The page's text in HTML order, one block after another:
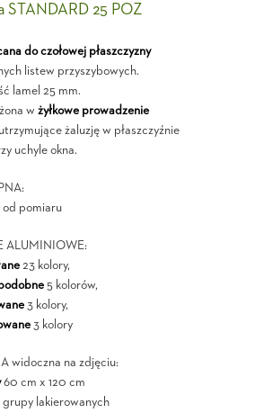
STANDARD 25 POZ
do czołowej płaszczyzny
listew przyszybowych.
lamel 25 mm.
w żyłkowe prowadzenie
żaluzję w płaszczyźnie
uchyle okna.
od pomiaru
ALUMINIOWE:
23 kolory,
5 kolorów,
3 kolory,
3 kolory
widoczna na zdjęciu:
60 cm x 120 cm
lakierowanych